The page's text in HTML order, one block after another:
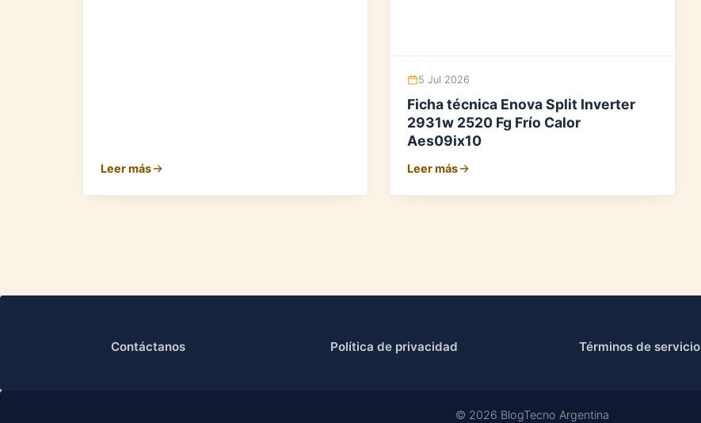
Leer más
5 Jul 2026
Ficha técnica Enova Split Inverter
2931w 2520 Fg Frío Calor
Aes09ix10
Leer más
Contáctanos Política de privacidad Términos de servicio
© 2026 BlogTecno Argentina